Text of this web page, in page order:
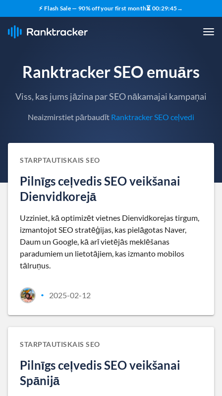
⚡ Flash Sale — 90% off your first month⏳ 00:29:44→
Ranktracker SEO emuārs
Viss, kas jums jāzina par SEO nākamajai kampaņai
Neaizmirstiet pārbaudīt Ranktracker SEO ceļvedi
STARPTAUTISKAIS SEO
Pilnīgs ceļvedis SEO veikšanai
Dienvidkorejā
Uzziniet, kā optimizēt vietnes Dienvidkorejas tirgum,
izmantojot SEO stratēģijas, kas pielāgotas Naver,
Daum un Google, kā arī vietējās meklēšanas
paradumiem un lietotājiem, kas izmanto mobilos
tālruņus.
• 2025-02-12
STARPTAUTISKAIS SEO
Pilnīgs ceļvedis SEO veikšanai
Spānijā